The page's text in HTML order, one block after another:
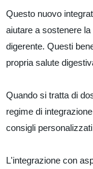
Questo nuovo
aiutare a sostenere
digerente. Questi
propria salute
Quando si tratta di
regime di
consigli
L'integrazione con